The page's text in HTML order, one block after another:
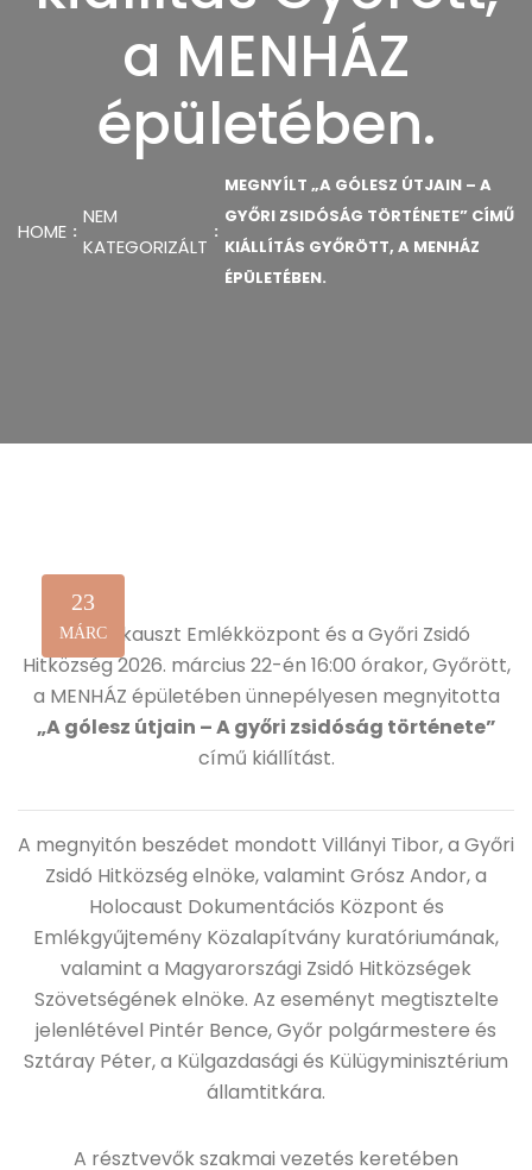
a MENHÁZ
épületében.
HOME
NEM
KATEGORIZÁLT
MEGNYÍLT „A GÓLESZ ÚTJAIN – A
GYŐRI ZSIDÓSÁG TÖRTÉNETE” CÍMŰ
KIÁLLÍTÁS GYŐRÖTT, A MENHÁZ
ÉPÜLETÉBEN.
23
MÁRC
A Holokauszt Emlékközpont és a Győri Zsidó
Hitközség 2026. március 22-én 16:00 órakor, Győrött,
a MENHÁZ épületében ünnepélyesen megnyitotta
„A gólesz útjain – A győri zsidóság története”
című kiállítást.
A megnyitón beszédet mondott Villányi Tibor, a Győri
Zsidó Hitközség elnöke, valamint Grósz Andor, a
Holocaust Dokumentációs Központ és
Emlékgyűjtemény Közalapítvány kuratóriumának,
valamint a Magyarországi Zsidó Hitközségek
Szövetségének elnöke. Az eseményt megtisztelte
jelenlétével Pintér Bence, Győr polgármestere és
Sztáray Péter, a Külgazdasági és Külügyminisztérium
államtitkára.
A résztvevők szakmai vezetés keretében